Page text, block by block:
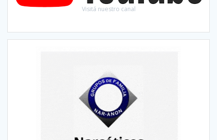
Visitá nuestro canal